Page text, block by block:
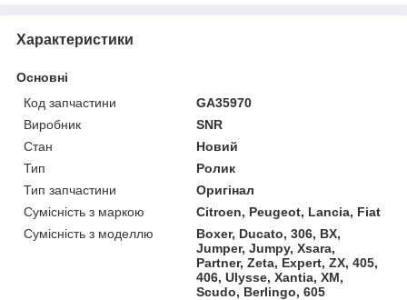
Характеристики
Основні
Код запчастини
GA35970
Виробник
SNR
Стан
Новий
Тип
Ролик
Тип запчастини
Оригінал
Сумісність з маркою
Citroen, Peugeot, Lancia, Fiat
Сумісність з моделлю
Boxer, Ducato, 306, BX,
Jumper, Jumpy, Xsara,
Partner, Zeta, Expert, ZX, 405,
406, Ulysse, Xantia, XM,
Scudo, Berlingo, 605